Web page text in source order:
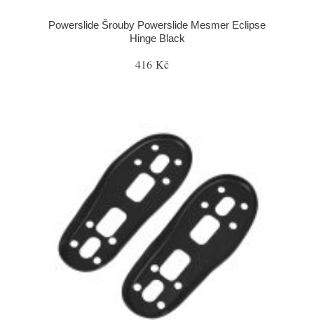
Powerslide Šrouby Powerslide Mesmer Eclipse
Hinge Black
416 Kč